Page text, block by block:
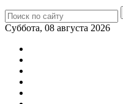
Суббота, 08 августа 2026